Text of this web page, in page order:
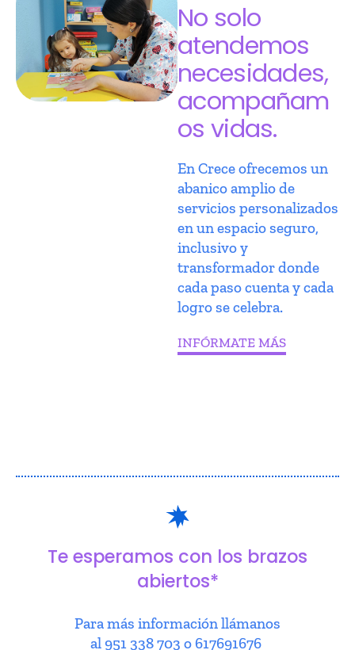
No solo
atendemos
necesidades,
acompañam
os vidas.
En Crece ofrecemos un
abanico amplio de
servicios personalizados
en un espacio seguro,
inclusivo y
transformador donde
cada paso cuenta y cada
logro se celebra.
INFÓRMATE MÁS
Te esperamos con los brazos
abiertos*
Para más información llámanos
al 951 338 703 o 617691676